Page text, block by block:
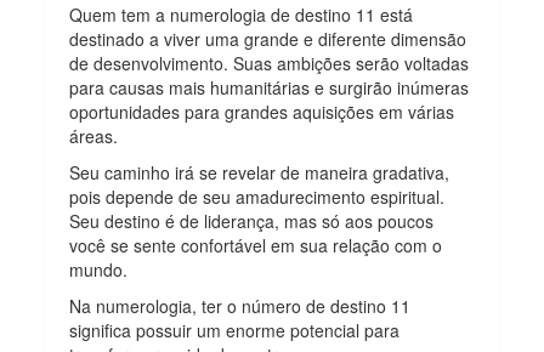
Quem tem a numerologia de destino 11 está
destinado a viver uma grande e diferente dimensão
de desenvolvimento. Suas ambições serão voltadas
para causas mais humanitárias e surgirão inúmeras
oportunidades para grandes aquisições em várias
áreas.
Seu caminho irá se revelar de maneira gradativa,
pois depende de seu amadurecimento espiritual.
Seu destino é de liderança, mas só aos poucos
você se sente confortável em sua relação com o
mundo.
Na numerologia, ter o número de destino 11
significa possuir um enorme potencial para